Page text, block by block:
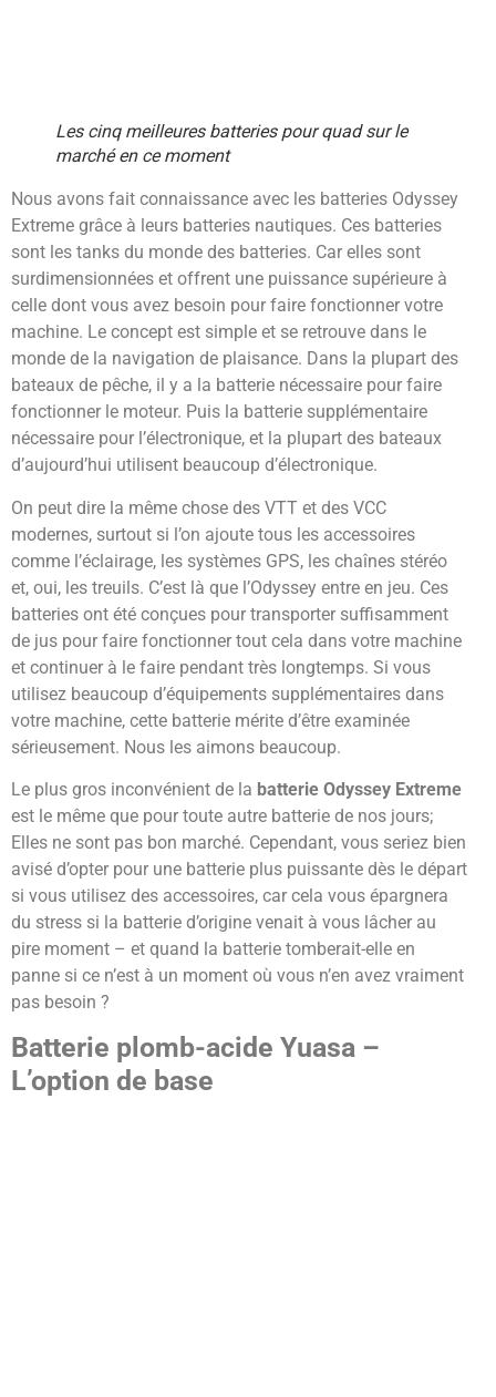
Les cinq meilleures batteries pour quad sur le
marché en ce moment
Nous avons fait connaissance avec les batteries Odyssey
Extreme grâce à leurs batteries nautiques. Ces batteries
sont les tanks du monde des batteries. Car elles sont
surdimensionnées et offrent une puissance supérieure à
celle dont vous avez besoin pour faire fonctionner votre
machine. Le concept est simple et se retrouve dans le
monde de la navigation de plaisance. Dans la plupart des
bateaux de pêche, il y a la batterie nécessaire pour faire
fonctionner le moteur. Puis la batterie supplémentaire
nécessaire pour l’électronique, et la plupart des bateaux
d’aujourd’hui utilisent beaucoup d’électronique.
On peut dire la même chose des VTT et des VCC
modernes, surtout si l’on ajoute tous les accessoires
comme l’éclairage, les systèmes GPS, les chaînes stéréo
et, oui, les treuils. C’est là que l’Odyssey entre en jeu. Ces
batteries ont été conçues pour transporter suffisamment
de jus pour faire fonctionner tout cela dans votre machine
et continuer à le faire pendant très longtemps. Si vous
utilisez beaucoup d’équipements supplémentaires dans
votre machine, cette batterie mérite d’être examinée
sérieusement. Nous les aimons beaucoup.
Le plus gros inconvénient de la batterie Odyssey Extreme
est le même que pour toute autre batterie de nos jours;
Elles ne sont pas bon marché. Cependant, vous seriez bien
avisé d’opter pour une batterie plus puissante dès le départ
si vous utilisez des accessoires, car cela vous épargnera
du stress si la batterie d’origine venait à vous lâcher au
pire moment – et quand la batterie tomberait-elle en
panne si ce n’est à un moment où vous n’en avez vraiment
pas besoin ?
Batterie plomb-acide Yuasa –
L’option de base